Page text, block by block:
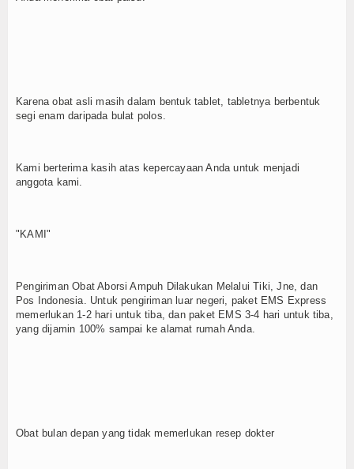
Karena obat asli masih dalam bentuk tablet, tabletnya berbentuk
segi enam daripada bulat polos.
Kami berterima kasih atas kepercayaan Anda untuk menjadi
anggota kami.
"KAMI"
Pengiriman Obat Aborsi Ampuh Dilakukan Melalui Tiki, Jne, dan
Pos Indonesia. Untuk pengiriman luar negeri, paket EMS Express
memerlukan 1-2 hari untuk tiba, dan paket EMS 3-4 hari untuk tiba,
yang dijamin 100% sampai ke alamat rumah Anda.
Obat bulan depan yang tidak memerlukan resep dokter